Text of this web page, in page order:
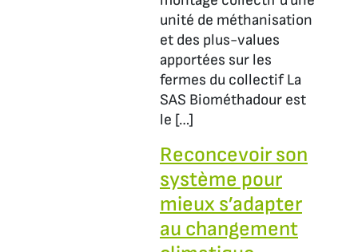
unité de méthanisation
et des plus-values
apportées sur les
fermes du collectif La
SAS Biométhadour est
le […]
Reconcevoir son
système pour
mieux s’adapter
au changement